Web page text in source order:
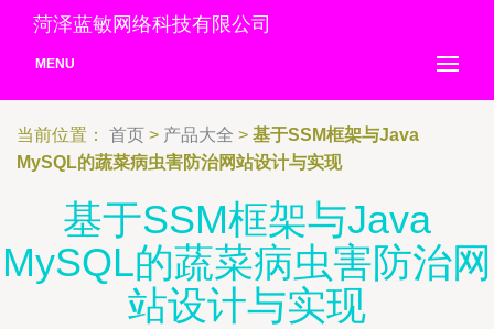
菏泽蓝敏网络科技有限公司
MENU
当前位置： 首页 > 产品大全 > 基于SSM框架与Java
MySQL的蔬菜病虫害防治网站设计与实现
基于SSM框架与Java
MySQL的蔬菜病虫害防治网
站设计与实现